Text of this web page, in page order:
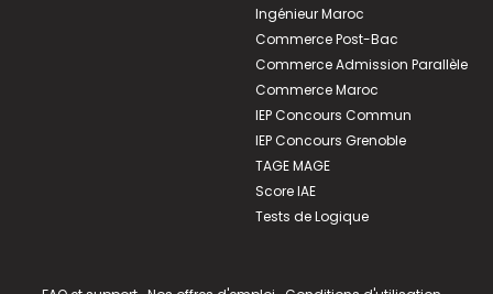
Ingénieur Maroc
Commerce Post-Bac
Commerce Admission Parallèle
Commerce Maroc
IEP Concours Commun
IEP Concours Grenoble
TAGE MAGE
Score IAE
Tests de Logique